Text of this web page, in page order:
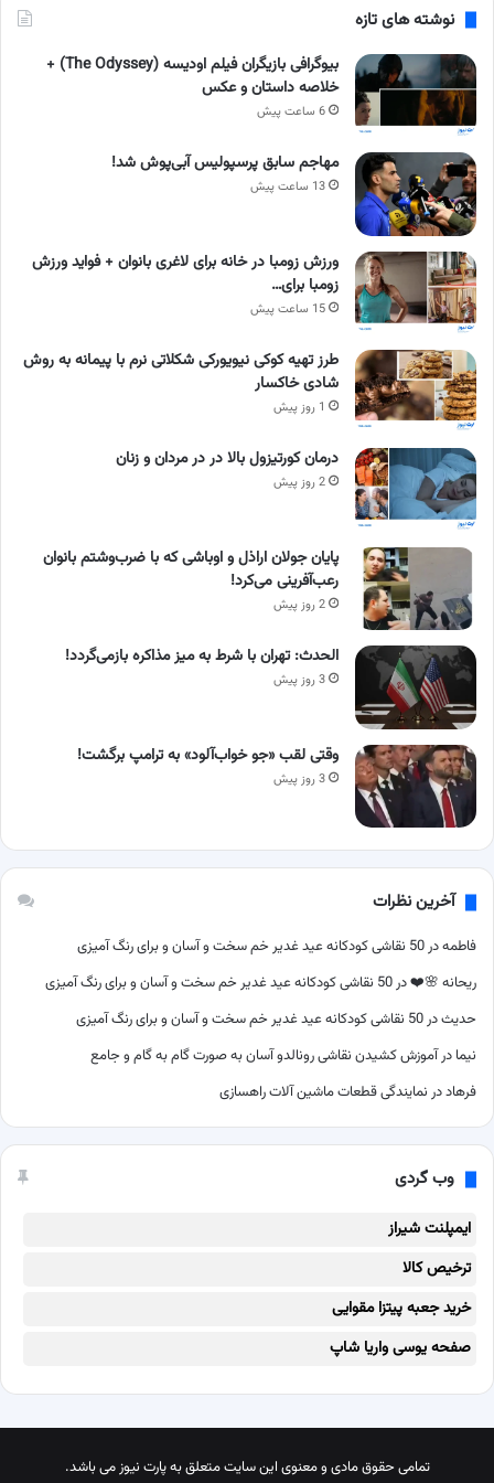
نوشته های تازه
بیوگرافی بازیگران فیلم اودیسه (The Odyssey) +
خلاصه داستان و عکس
6 ساعت پیش
مهاجم سابق پرسپولیس آبی‌پوش شد!
13 ساعت پیش
ورزش زومبا در خانه برای لاغری بانوان + فواید ورزش
زومبا برای…
15 ساعت پیش
طرز تهیه کوکی نیویورکی شکلاتی نرم با پیمانه به روش
شادی خاکسار
1 روز پیش
درمان کورتیزول بالا در در مردان و زنان
2 روز پیش
پایان جولان اراذل و اوباشی که با ضرب‌وشتم بانوان
رعب‌آفرینی می‌کرد!
2 روز پیش
الحدث: تهران با شرط به میز مذاکره بازمی‌گردد!
3 روز پیش
وقتی لقب «جو خواب‌آلود» به ترامپ برگشت!
3 روز پیش
آخرین نظرات
فاطمهدر50 نقاشی کودکانه عید غدیر خم سخت و آسان و برای رنگ آمیزی
ریحانه 🌸❤️در50 نقاشی کودکانه عید غدیر خم سخت و آسان و برای رنگ آمیزی
حدیثدر50 نقاشی کودکانه عید غدیر خم سخت و آسان و برای رنگ آمیزی
نیما درآموزش کشیدن نقاشی رونالدو آسان به صورت گام به گام و جامع
فرهاددر نمایندگی قطعات ماشین آلات راهسازی
وب گردی
ایمپلنت شیراز
ترخیص کالا
خرید جعبه پیتزا مقوایی
صفحه یوسی واریا شاپ
تمامی حقوق مادی و معنوی این سایت متعلق به پارت نیوز می باشد.